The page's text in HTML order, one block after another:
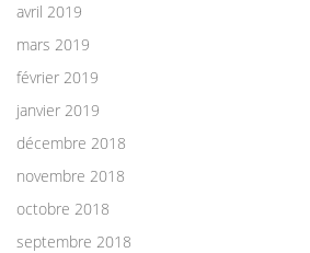
avril 2019
mars 2019
février 2019
janvier 2019
décembre 2018
novembre 2018
octobre 2018
septembre 2018